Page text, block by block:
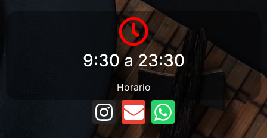
9:30 a 23:30
Horario